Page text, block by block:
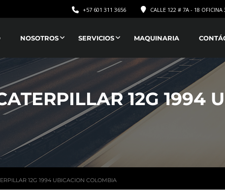
CALLE 122 # 7A - 18 OFICINA
+57 601 311 3656
NOSOTROS SERVICIOS MAQUINARIA
12G 1994
12G 1994 UBICACION COLOMBIA